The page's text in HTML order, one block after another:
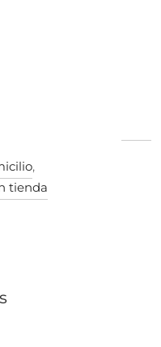
,
tienda